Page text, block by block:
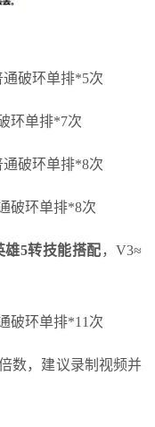
破环单排*5次
环单排*7次
破环单排*8次
破环单排*8次
雄5转技能搭配，V3≈
破环单排*11次
数，建议录制视频并